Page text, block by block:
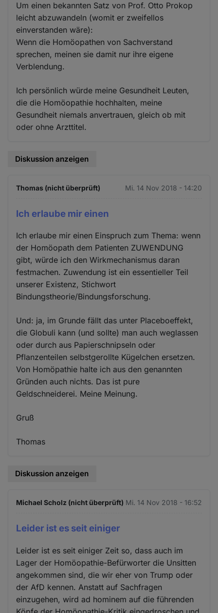
Um einen bekannten Satz von Prof. Otto Prokop
leicht abzuwandeln (womit er zweifellos
einverstanden wäre):
Wenn die Homöopathen von Sachverstand
sprechen, meinen sie damit nur ihre eigene
Verblendung.
Ich persönlich würde meine Gesundheit Leuten,
die die Homöopathie hochhalten, meine
Gesundheit niemals anvertrauen, gleich ob mit
oder ohne Arzttitel.
Diskussion anzeigen
Thomas (nicht überprüft) Mi. 14 Nov 2018 - 14:20
Ich erlaube mir einen
Ich erlaube mir einen Einspruch zum Thema: wenn
der Homöopath dem Patienten ZUWENDUNG
gibt, würde ich den Wirkmechanismus daran
festmachen. Zuwendung ist ein essentieller Teil
unserer Existenz, Stichwort
Bindungstheorie/Bindungsforschung.
Und: ja, im Grunde fällt das unter Placeboeffekt,
die Globuli kann (und sollte) man auch weglassen
oder durch aus Papierschnipseln oder
Pflanzenteilen selbstgerollte Kügelchen ersetzen.
Von Homöpathie halte ich aus den genannten
Gründen auch nichts. Das ist pure
Geldschneiderei. Meine Meinung.
Gruß
Thomas
Diskussion anzeigen
Michael Scholz (nicht überprüft) Mi. 14 Nov 2018 - 16:52
Leider ist es seit einiger
Leider ist es seit einiger Zeit so, dass auch im
Lager der Homöopathie-Befürworter die Unsitten
angekommen sind, die wir eher von Trump oder
der AfD kennen. Anstatt auf Sachfragen
einzugehen, wird ad hominem auf die führenden